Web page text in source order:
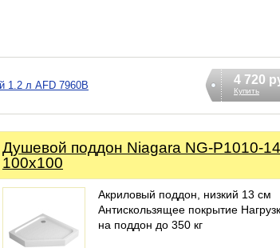
1.2 л AFD 7960B 4 720
Купить
Душевой поддон Niagara NG-P1010-
100x100
Акриловый поддон, низкий 13 см
Антискользящее покрытие
на поддон до 350 кг